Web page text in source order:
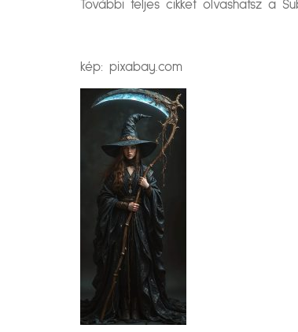
További teljes cikket olvashatsz a
kép: pixabay.com